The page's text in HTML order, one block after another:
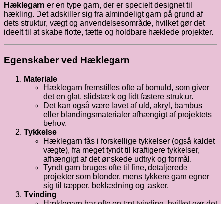
Hæklegarn er en type garn, der er specielt designet til
hækling. Det adskiller sig fra almindeligt garn på grund af
dets struktur, vægt og anvendelsesområde, hvilket gør det
ideelt til at skabe flotte, tætte og holdbare hæklede projekter.
Egenskaber ved Hæklegarn
Materiale
Hæklegarn fremstilles ofte af bomuld, som giver
det en glat, slidstærk og lidt fastere struktur.
Det kan også være lavet af uld, akryl, bambus
eller blandingsmaterialer afhængigt af projektets
behov.
Tykkelse
Hæklegarn fås i forskellige tykkelser (også kaldet
vægte), fra meget tyndt til kraftigere tykkelser,
afhængigt af det ønskede udtryk og formål.
Tyndt garn bruges ofte til fine, detaljerede
projekter som blonder, mens tykkere garn egner
sig til tæpper, beklædning og tasker.
Tvinding